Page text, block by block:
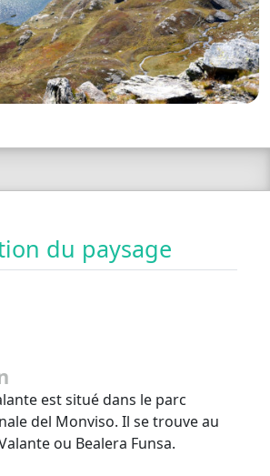
du paysage
est situé dans le parc
del Monviso. Il se trouve au
ou Bealera Funsa.